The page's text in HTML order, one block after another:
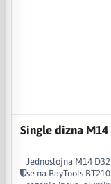
Single dizna M14
Jednoslojna M14
se na RayTools